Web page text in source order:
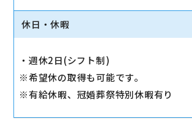
休日・休暇
・週休2日(シフト制)
※希望休の取得も可能です。
※有給休暇、冠婚葬祭特別休暇有り